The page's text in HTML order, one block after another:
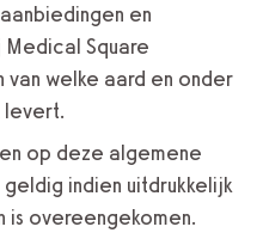
en
Square
welke aard en onder
levert.
op deze algemene
indien uitdrukkelijk
is overeengekomen.